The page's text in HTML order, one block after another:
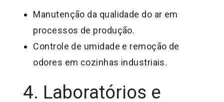
Manutenção da qualidade do ar em
processos de produção.
Controle de umidade e remoção de
odores em cozinhas industriais.
4. Laboratórios e